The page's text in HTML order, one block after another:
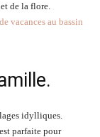
de la flore.
vacances au bassin
idylliques.
parfaite pour